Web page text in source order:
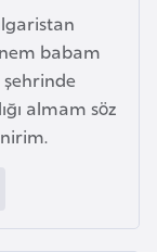
babam
almam söz